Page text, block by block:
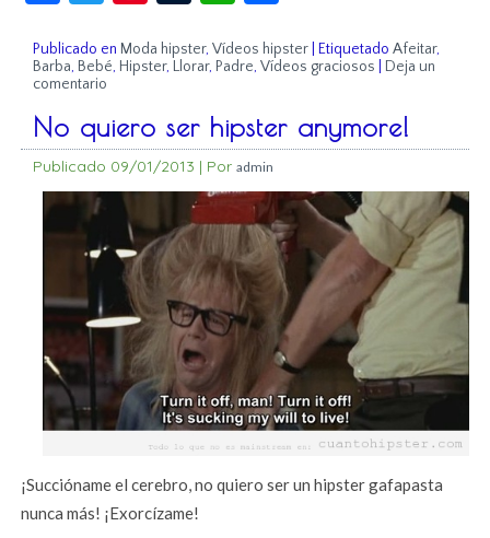
Publicado en Moda hipster,Vídeos hipster Etiquetado Afeitar,
Barba, Bebé, Hipster, Llorar, Padre,Vídeos graciosos
Deja un
comentario
No quiero ser hipster anymore!
Publicado 09/01/2013 | Por admin
¡Succióname el cerebro, no quiero ser un hipster gafapasta
nunca más! ¡Exorcízame!